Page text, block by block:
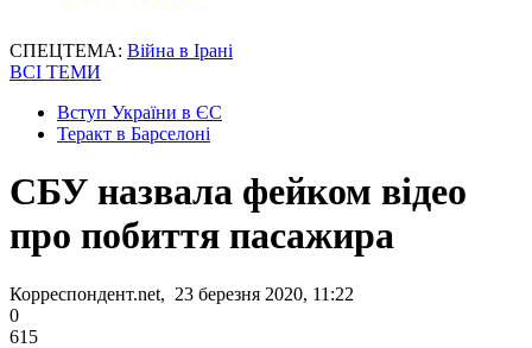
СПЕЦТЕМА: Війна в Ірані
ВСІ ТЕМИ
Вступ України в ЄС
Теракт в Барселоні
СБУ назвала фейком відео
про побиття пасажира
Корреспондент.net, 23 березня 2020, 11:22
0
615